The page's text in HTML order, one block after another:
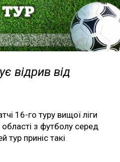
відрив від
16-го туру вищої ліги
з футболу серед
приніс такі